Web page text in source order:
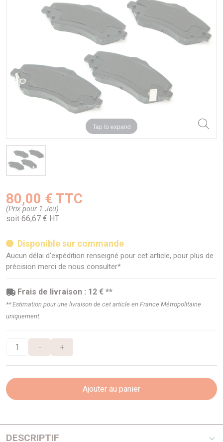
Tap to expand
80,00 € TTC
(Prix pour 1 Jeu)
soit 66,67 € HT
Disponible sur commande
Aucun délai d'expédition renseigné pour cet article, pour plus de
précision merci de nous consulter*
Frais de livraison : 12 € **
** Estimation pour une livraison de cet article en France Métropolitaine
uniquement.
- +
Ajouter au panier
DESCRIPTIF